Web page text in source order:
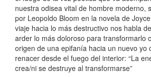
nuestra odisea vital de hombre moderno,
por Leopoldo Bloom en la novela de Joyce
viaje hacia lo más destructivo nos habla
arder lo más doloroso para transformarlo
origen de una epifanía hacia un nuevo yo
renacer desde el fuego del interior: “La
crea/ni se destruye al transformarse”